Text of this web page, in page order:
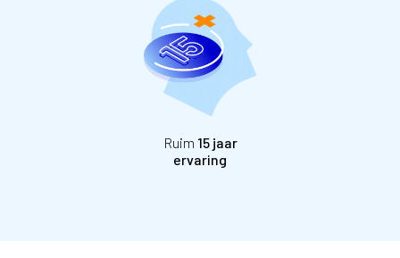
Ruim 15 jaar
ervaring